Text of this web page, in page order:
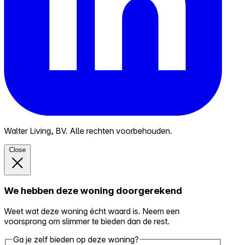
Walter Living, BV. Alle rechten voorbehouden.
Close
We hebben deze woning doorgerekend
Weet wat deze woning écht waard is. Neem een
voorsprong om slimmer te bieden dan de rest.
Ga je zelf bieden op deze woning?